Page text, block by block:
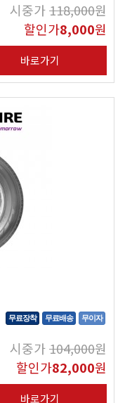
시중가118,000원
할인가8,000원
바로가기
무료장착 무료배송 무이자
시중가104,000원
할인가82,000원
바로가기